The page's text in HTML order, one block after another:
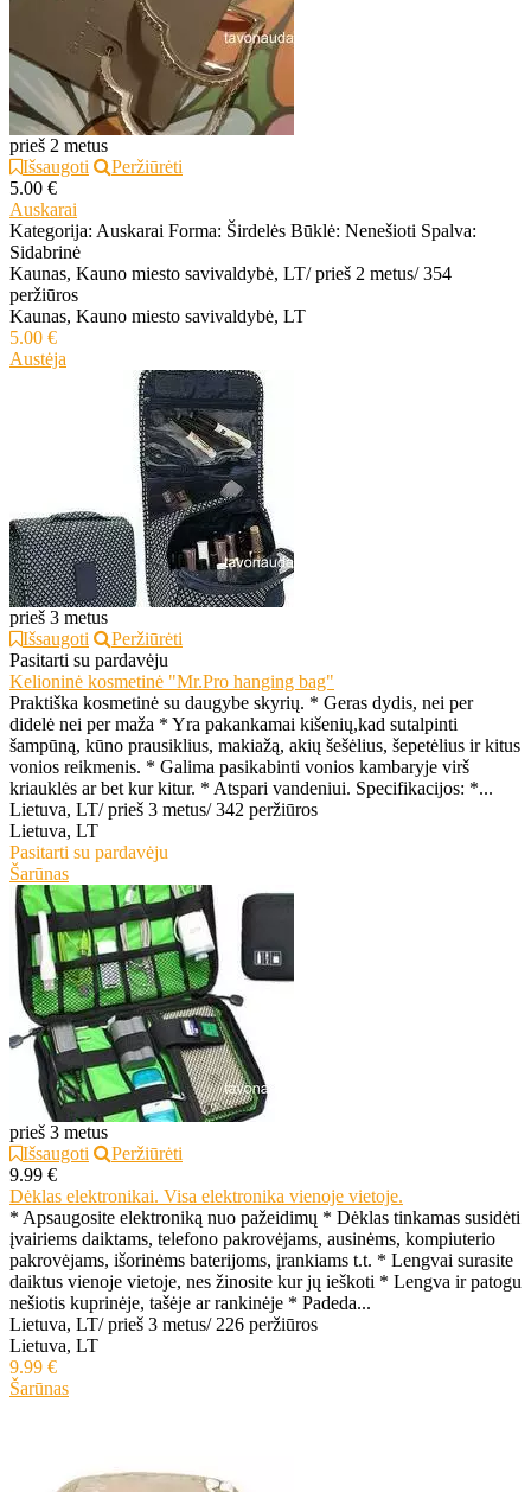
prieš 2 metus
Išsaugoti
Peržiūrėti
5.00 €
Auskarai
Kategorija: Auskarai Forma: Širdelės Būklė: Nenešioti Spalva:
Sidabrinė
Kaunas, Kauno miesto savivaldybė, LT/ prieš 2 metus/ 354
peržiūros
Kaunas, Kauno miesto savivaldybė, LT
5.00 €
Austėja
prieš 3 metus
Išsaugoti
Peržiūrėti
Pasitarti su pardavėju
Kelioninė kosmetinė "Mr.Pro hanging bag"
Praktiška kosmetinė su daugybe skyrių. * Geras dydis, nei per
didelė nei per maža * Yra pakankamai kišenių,kad sutalpinti
šampūną, kūno prausiklius, makiažą, akių šešėlius, šepetėlius ir kitus
vonios reikmenis. * Galima pasikabinti vonios kambaryje virš
kriauklės ar bet kur kitur. * Atspari vandeniui. Specifikacijos: *...
Lietuva, LT/ prieš 3 metus/ 342 peržiūros
Lietuva, LT
Pasitarti su pardavėju
Šarūnas
prieš 3 metus
Išsaugoti
Peržiūrėti
9.99 €
Dėklas elektronikai. Visa elektronika vienoje vietoje.
* Apsaugosite elektroniką nuo pažeidimų * Dėklas tinkamas susidėti
įvairiems daiktams, telefono pakrovėjams, ausinėms, kompiuterio
pakrovėjams, išorinėms baterijoms, įrankiams t.t. * Lengvai surasite
daiktus vienoje vietoje, nes žinosite kur jų ieškoti * Lengva ir patogu
nešiotis kuprinėje, tašėje ar rankinėje * Padeda...
Lietuva, LT/ prieš 3 metus/ 226 peržiūros
Lietuva, LT
9.99 €
Šarūnas